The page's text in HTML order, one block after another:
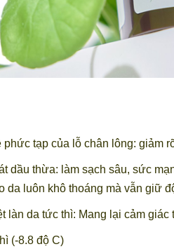
phức tạp của lỗ chân lông: giảm
dầu thừa: làm sạch sâu, sức
da luôn khô thoáng mà vẫn giữ
làn da tức thì: Mang lại cảm
(-8.8 độ C)